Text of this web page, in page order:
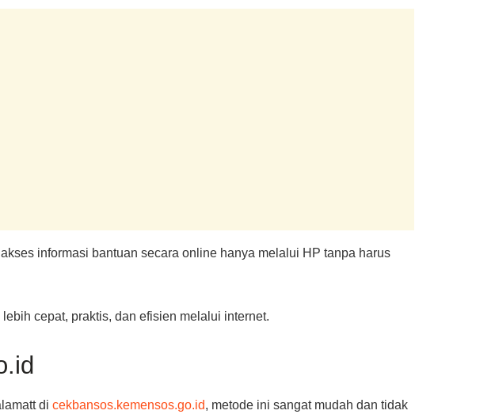
informasi bantuan secara online hanya melalui HP tanpa harus
cepat, praktis, dan efisien melalui internet.
di cekbansos.kemensos.go.id, metode ini sangat mudah dan tidak